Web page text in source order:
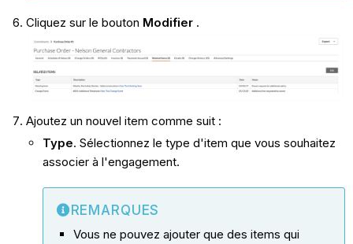
Cliquez sur le bouton Modifier .
Ajoutez un nouvel item comme suit :
Type. Sélectionnez le type d'item que vous souhaitez
associer à l'engagement.
REMARQUES
Vous ne pouvez ajouter que des items qui